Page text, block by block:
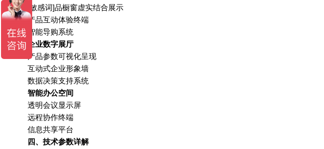
[敏感词]品橱窗虚实结合展示
产品互动体验终端
智能导购系统
企业数字展厅
产品参数可视化呈现
互动式企业形象墙
数据决策支持系统
智能办公空间
透明会议显示屏
远程协作终端
信息共享平台
四、技术参数详解